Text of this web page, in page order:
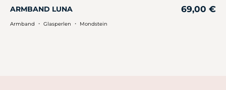
ARMBAND LUNA 69,00 €
Armband ・ Glasperlen ・ Mondstein